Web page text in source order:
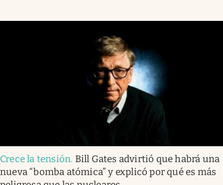
Crece la tensión. Bill Gates advirtió que habrá una
nueva “bomba atómica” y explicó por qué es más